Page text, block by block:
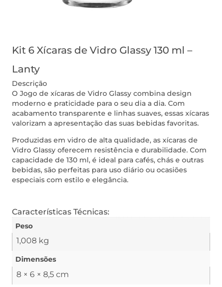
Kit 6 Xícaras de Vidro Glassy 130 ml –
Lanty
Descrição
O Jogo de xícaras de Vidro Glassy combina design
moderno e praticidade para o seu dia a dia. Com
acabamento transparente e linhas suaves, essas xícaras
valorizam a apresentação das suas bebidas favoritas.
Produzidas em vidro de alta qualidade, as xícaras de
Vidro Glassy oferecem resistência e durabilidade. Com
capacidade de 130 ml, é ideal para cafés, chás e outras
bebidas, são perfeitas para uso diário ou ocasiões
especiais com estilo e elegância.
Características Técnicas:
Peso
1,008 kg
Dimensões
8 × 6 × 8,5 cm